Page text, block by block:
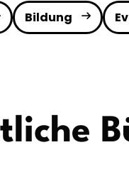
Bildung